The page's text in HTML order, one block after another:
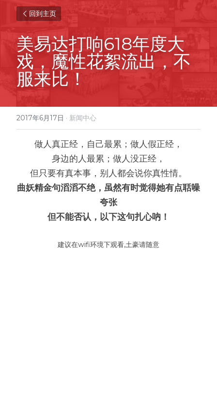
回到主页
美易达打响618年度大
戏，魔性花絮流出，不
服来比！
2017年6月17日 · 新闻中心
做人真正经，自己最累；做人假正经，
身边的人最累；做人没正经，
但只要有真本事，别人都会说你真性情。
曲妖精金句滔滔不绝，虽然有时觉得她有点聒噪
夸张
但不能否认，以下这句扎心吶！
建议在wifi环境下观看,土豪请随意